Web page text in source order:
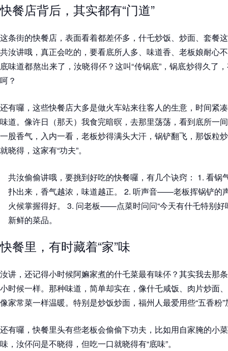
快餐店背后，其实都有“门道”
这条街的快餐店，表面看着都差伓多，什乇炒饭、炒面、套餐
共汝讲哦，真正会吃的，要看底所人多、味道香、老板娘耐心
底味道都熬出来了，汝晓得伓？这叫“传锅底”，锅底炒得久了
呵？
还有囉，这些快餐店大多是做火车站来往客人的生意，时间紧
味道。像许日（那天）我食完暗暝，去那里荡荡，看到底所一
一股香气，入内一看，老板炒得满头大汗，锅铲翻飞，那饭粒
就晓得，这家有“功夫”。
共汝偷偷讲哦，要挑到好吃的快餐囉，有几个诀窍： 1. 看
扑出来，香气越浓，味道越正。 2. 听声音——老板挥锅铲的
火候掌握得好。 3. 问老板——点菜时问问“今天有什乇特别好
新鲜的菜品。
快餐里，有时藏着“家”味
汝讲，还记得小时候阿嫲家煮的什乇菜最有味伓？其实我去那
小时候一样。那种味道，简单却实在，像什乇咸饭、肉片炒面
像家常菜一样温暖。特别是炒饭炒面，福州人最爱用些“五香粉
还有囉，快餐里头有些老板会偷偷下功夫，比如用自家腌的小
味，汝伓问是不晓得，但吃一口就晓得有“底味”。